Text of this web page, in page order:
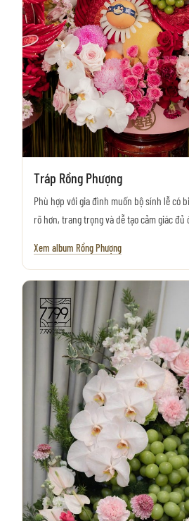
Tráp Rồng Phượng
Phù hợp với gia đình muốn bộ sính lễ có
rõ hơn, trang trọng và dễ tạo cảm giác đủ
Xem album Rồng Phượng